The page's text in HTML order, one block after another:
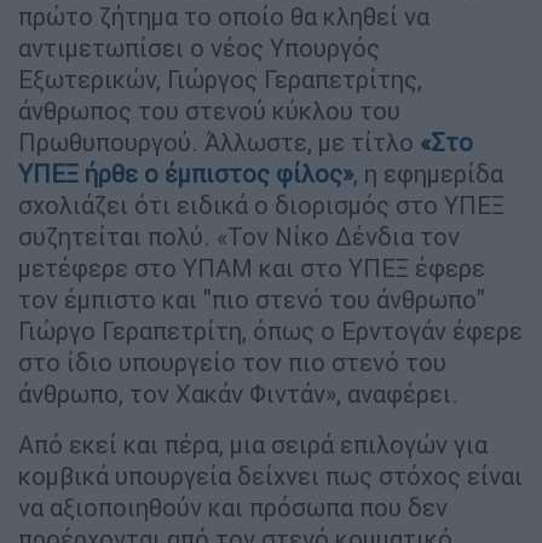
πρώτο ζήτημα το οποίο θα κληθεί να
αντιμετωπίσει ο νέος Υπουργός
Εξωτερικών, Γιώργος Γεραπετρίτης,
άνθρωπος του στενού κύκλου του
Πρωθυπουργού. Άλλωστε, με τίτλο «Στο
ΥΠΕΞ ήρθε ο έμπιστος φίλος», η εφημερίδα
σχολιάζει ότι ειδικά ο διορισμός στο ΥΠΕΞ
συζητείται πολύ. «Τον Νίκο Δένδια τον
μετέφερε στο ΥΠΑΜ και στο ΥΠΕΞ έφερε
τον έμπιστο και "πιο στενό του άνθρωπο"
Γιώργο Γεραπετρίτη, όπως ο Ερντογάν έφερε
στο ίδιο υπουργείο τον πιο στενό του
άνθρωπο, τον Χακάν Φιντάν», αναφέρει.
Από εκεί και πέρα, μια σειρά επιλογών για
κομβικά υπουργεία δείχνει πως στόχος είναι
να αξιοποιηθούν και πρόσωπα που δεν